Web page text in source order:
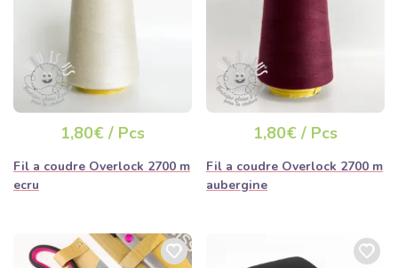
1,80€ / Pcs
Fil a coudre Overlock 2700 m
ecru
1,80€ / Pcs
Fil a coudre Overlock 2700 m
aubergine